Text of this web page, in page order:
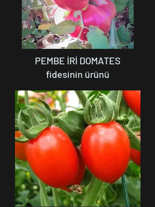
PEMBE İRİ DOMATES
fidesinin ürünü